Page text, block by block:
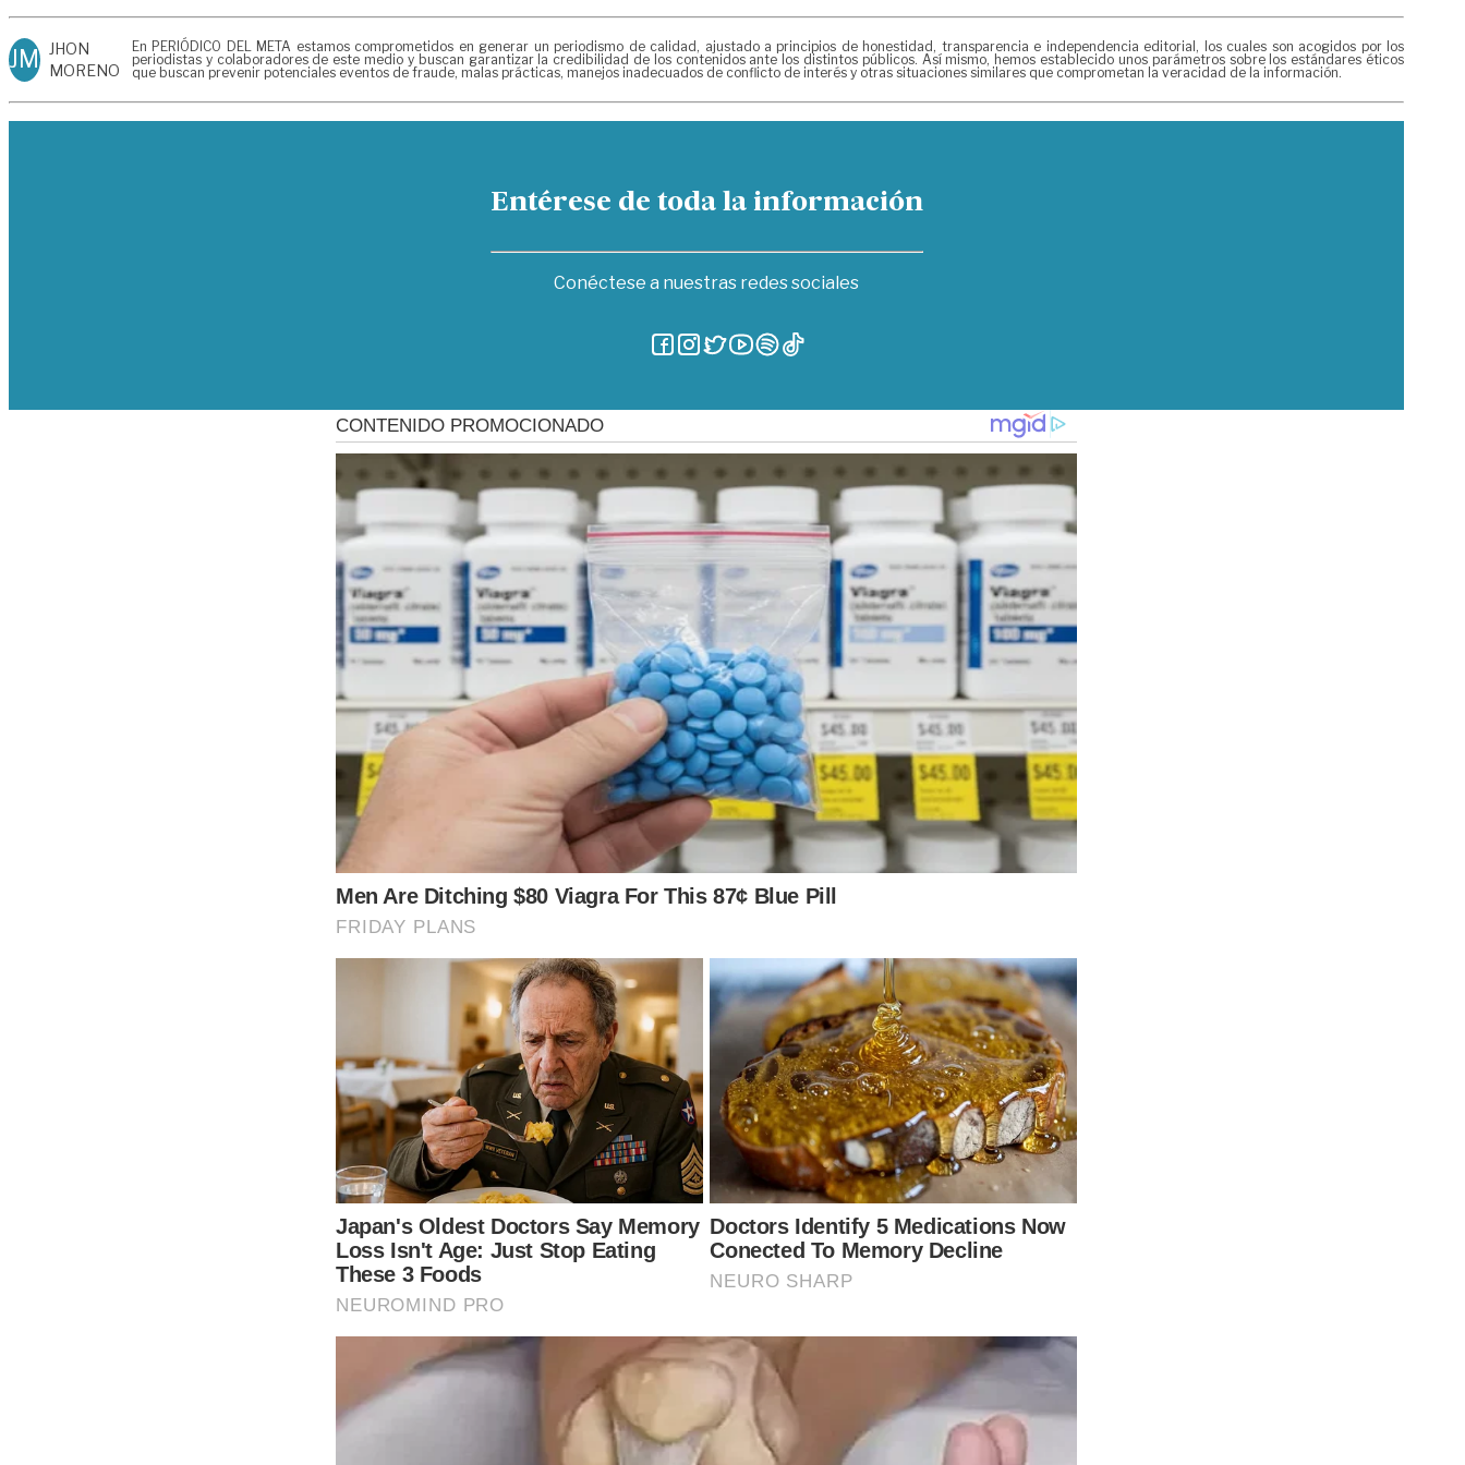
JM
JHON
MORENO
En PERIÓDICO DEL META estamos comprometidos en generar un periodismo de calidad, ajustado a principios de honestidad, transparencia e independencia editorial, los cuales son acogidos por los
periodistas y colaboradores de este medio y buscan garantizar la credibilidad de los contenidos ante los distintos públicos. Así mismo, hemos establecido unos parámetros sobre los estándares éticos
que buscan prevenir potenciales eventos de fraude, malas prácticas, manejos inadecuados de conflicto de interés y otras situaciones similares que comprometan la veracidad de la información.
Entérese de toda la información
Conéctese a nuestras redes sociales